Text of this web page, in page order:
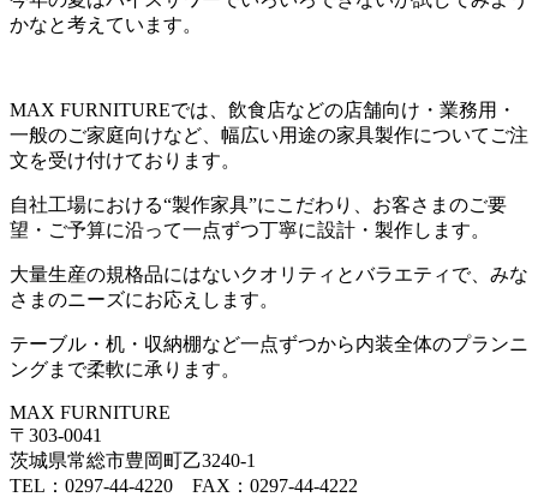
かなと考えています。
MAX FURNITUREでは、飲食店などの店舗向け・業務用・
一般のご家庭向けなど、幅広い用途の家具製作についてご注
文を受け付けております。
自社工場における“製作家具”にこだわり、お客さまのご要
望・ご予算に沿って一点ずつ丁寧に設計・製作します。
大量生産の規格品にはないクオリティとバラエティで、みな
さまのニーズにお応えします。
テーブル・机・収納棚など一点ずつから内装全体のプランニ
ングまで柔軟に承ります。
MAX FURNITURE
〒303-0041
茨城県常総市豊岡町乙3240-1
TEL：0297-44-4220 FAX：0297-44-4222